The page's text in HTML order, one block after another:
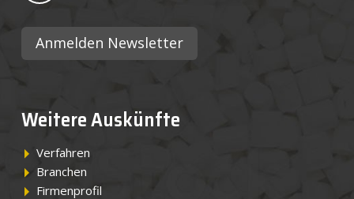
Anmelden Newsletter
Weitere Auskünfte
Verfahren
Branchen
Firmenprofil